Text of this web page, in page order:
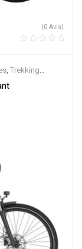
(0 Avis)
, Trekking
,VTC Electrique